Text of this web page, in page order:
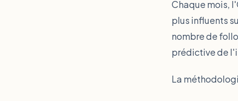
Chaque mois,
plus influents
nombre de
prédictive de
La